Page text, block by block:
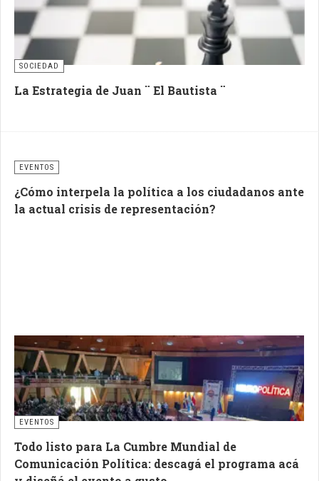
SOCIEDAD
La Estrategia de Juan ¨ El Bautista ¨
EVENTOS
¿Cómo interpela la política a los ciudadanos ante
la actual crisis de representación?
EVENTOS
Todo listo para La Cumbre Mundial de
Comunicación Política: descagá el programa acá